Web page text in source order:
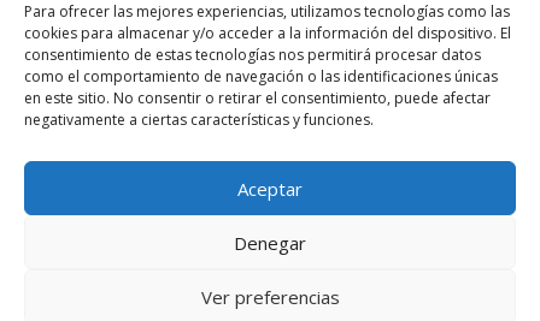
Para ofrecer las mejores experiencias, utilizamos tecnologías como las
cookies para almacenar y/o acceder a la información del dispositivo. El
consentimiento de estas tecnologías nos permitirá procesar datos
como el comportamiento de navegación o las identificaciones únicas
en este sitio. No consentir o retirar el consentimiento, puede afectar
negativamente a ciertas características y funciones.
Aceptar
Denegar
Ver preferencias
logo SID